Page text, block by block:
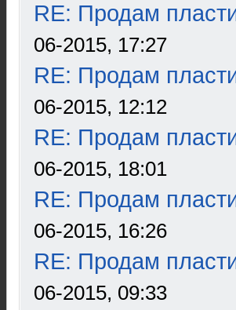
RE: Продам
06-2015, 17:27
RE: Продам
06-2015, 12:12
RE: Продам
06-2015, 18:01
RE: Продам
06-2015, 16:26
RE: Продам
06-2015, 09:33